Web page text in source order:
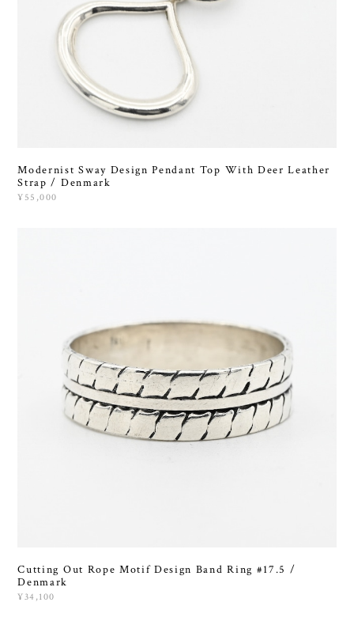
Modernist Sway Design Pendant Top With Deer Leather
Strap / Denmark
¥55,000
Cutting Out Rope Motif Design Band Ring #17.5 /
Denmark
¥34,100